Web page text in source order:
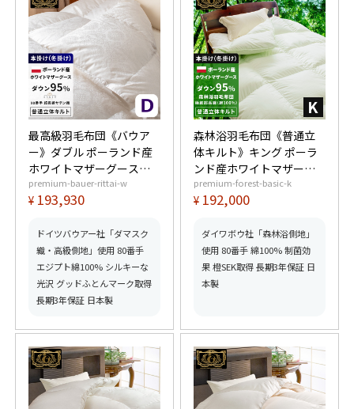
最高級羽毛布団《バウア
ー》ダブル ポーランド産
ホワイトマザーグースダ
ウン95% (440dp以上) 羽
毛量1.7kg 【6つ星プレミ
ッドふとんマーク取得】
premium-bauer-rittai-w
¥ 193,930
ドイツバウアー社「ダマスク
織・高級側地」使用 80番手
エジプト綿100% シルキーな
光沢 グッドふとんマーク取得
長期3年保証 日本製
森林浴羽毛布団《普通立
体キルト》キング ポーラ
ンド産ホワイトマザーグ
ースダウン95% (440dp以
上) 羽毛量2.0kg 【6つ星
得】【グッドふとんマー
ク取得】
premium-forest-basic-k
¥ 192,000
ダイワボウ社「森林浴側地」
使用 80番手 綿100% 制菌効
果 橙SEK取得 長期3年保証 日
本製